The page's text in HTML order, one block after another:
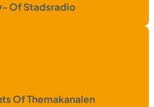
Of Stadsradio
Of Themakanalen